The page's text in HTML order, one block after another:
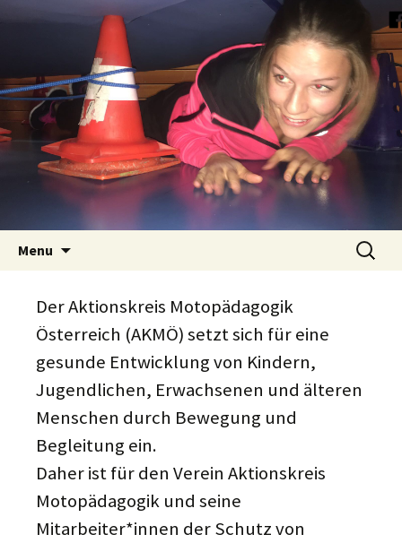
Menu
Skip
to
content
nach:
Der Aktionskreis Motopädagogik
Österreich (AKMÖ) setzt sich für eine
gesunde Entwicklung von Kindern,
Jugendlichen, Erwachsenen und älteren
Menschen durch Bewegung und
Begleitung ein.
Daher ist für den Verein Aktionskreis
Motopädagogik und seine
Mitarbeiter*innen der Schutz von